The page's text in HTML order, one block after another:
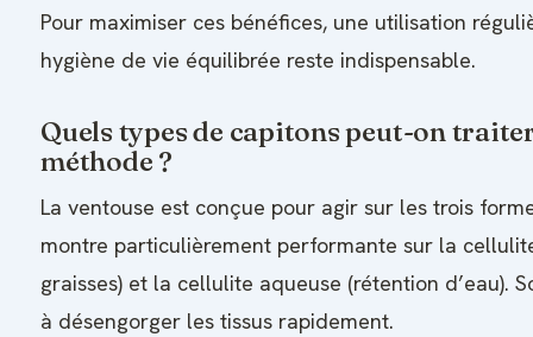
Pour maximiser ces bénéfices, une utilisation
hygiène de vie équilibrée reste indispensable.
Quels types de capitons peut-on
méthode ?
La ventouse est conçue pour agir sur les trois
montre particulièrement performante sur la
graisses) et la cellulite aqueuse (rétention d’eau).
à désengorger les tissus rapidement.